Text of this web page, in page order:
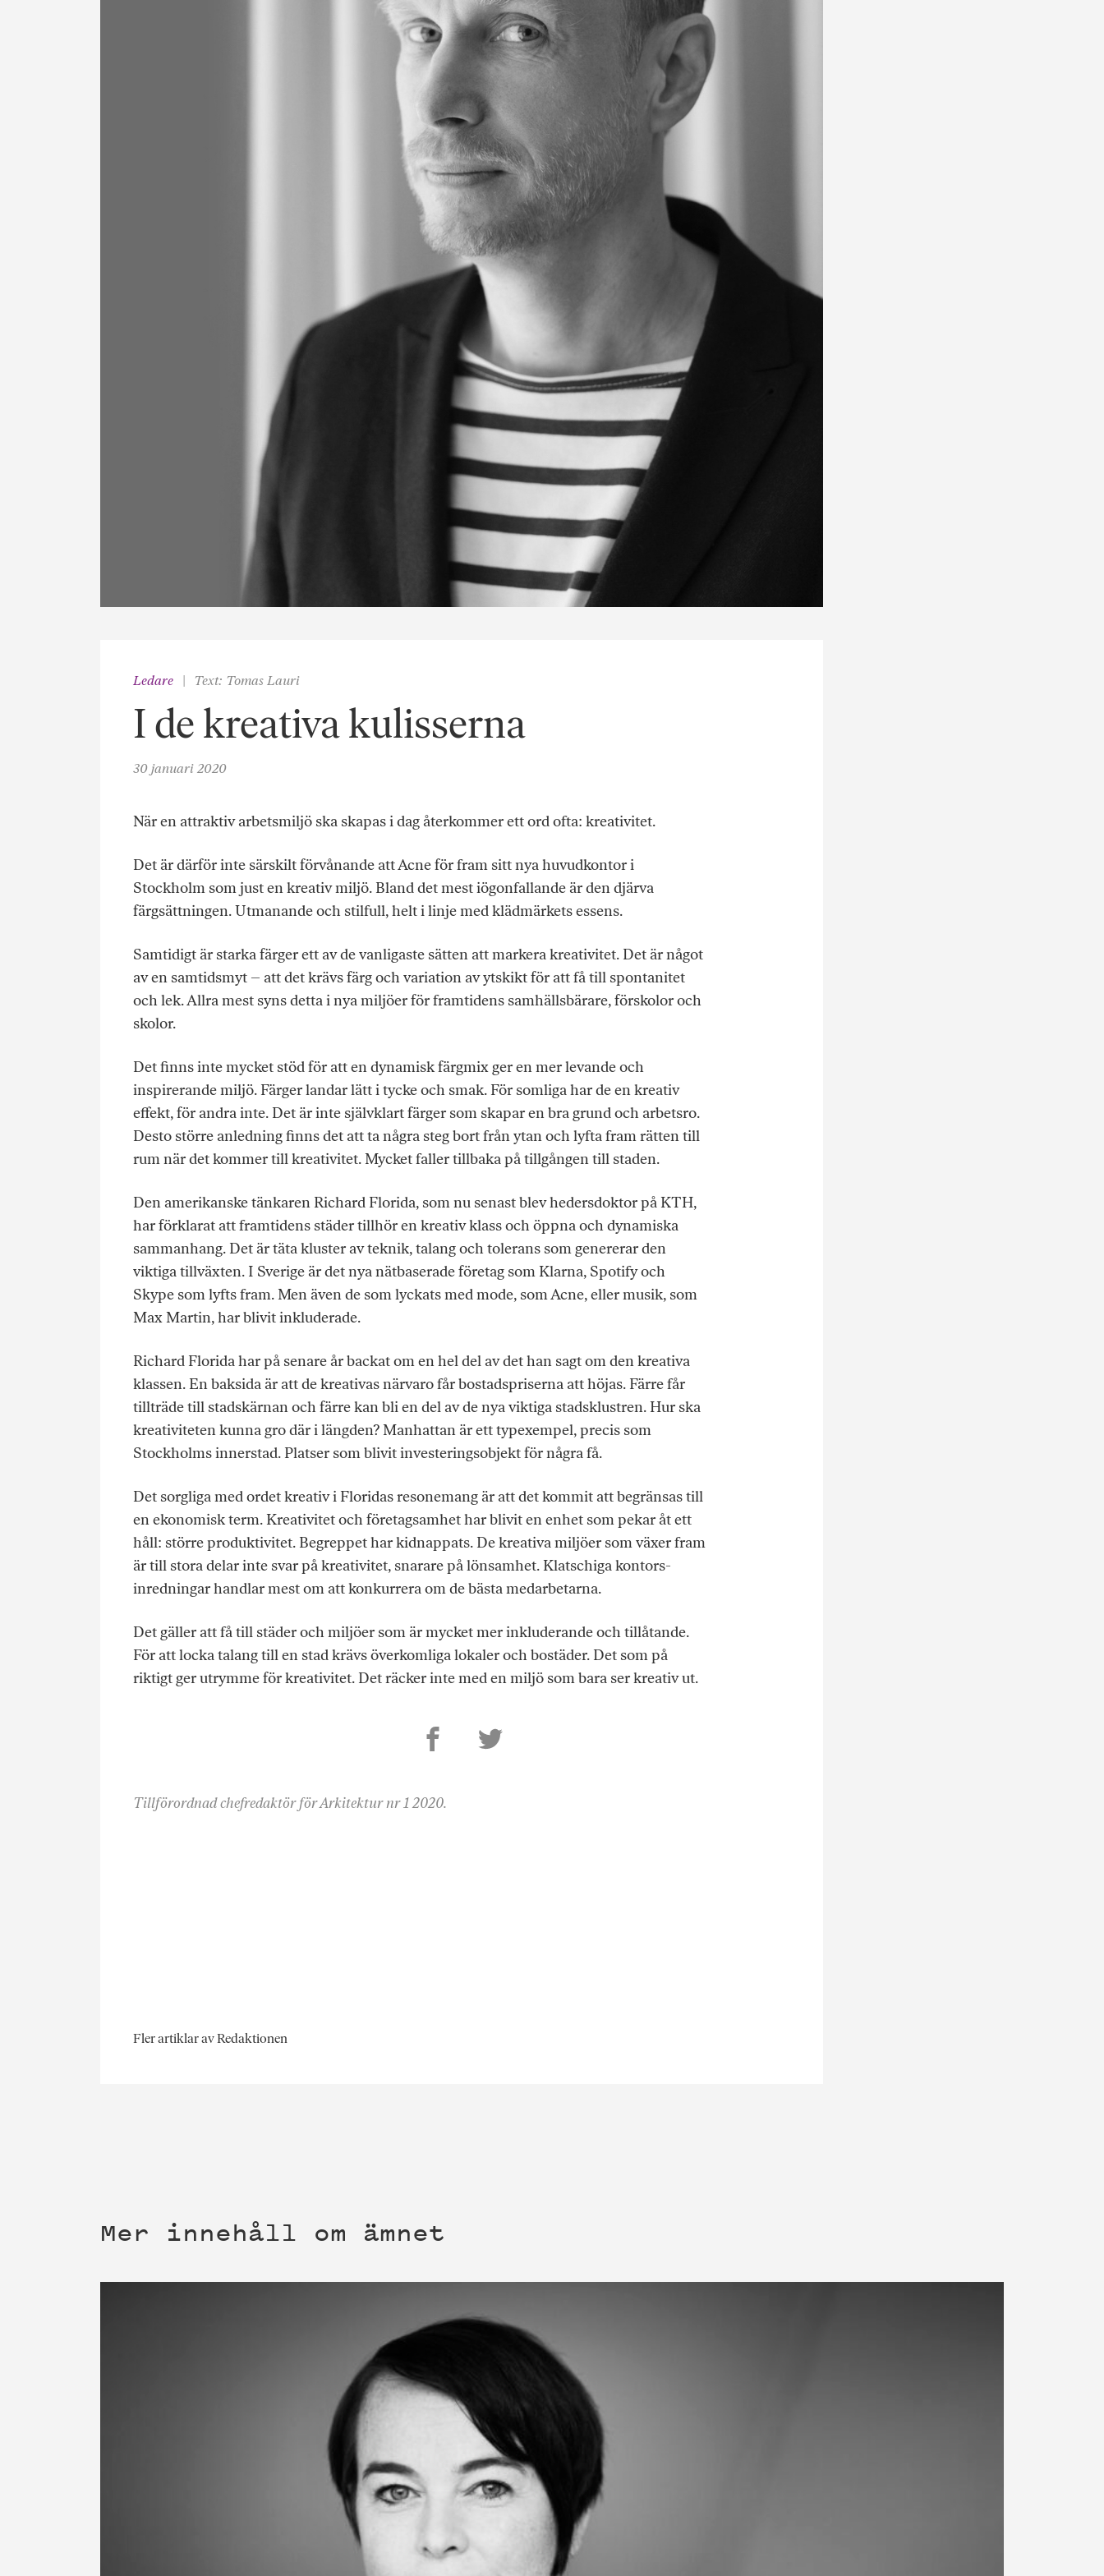
Ledare Text: Tomas Lauri
I de kreativa kulisserna
30 januari 2020
När en attraktiv arbetsmiljö ska skapas i dag återkommer ett ord ofta: kreativitet.
Det är därför inte särskilt förvånande att Acne för fram sitt nya huvudkontor i
Stockholm som just en kreativ miljö. Bland det mest iögonfallande är den djärva
färgsättningen. Utmanande och stilfull, helt i linje med klädmärkets essens.
Samtidigt är starka färger ett av de vanligaste sätten att markera kreativitet. Det är något
av en samtidsmyt – att det krävs färg och variation av ytskikt för att få till spontanitet
och lek. Allra mest syns detta i nya miljöer för framtidens samhällsbärare, förskolor och
skolor.
Det finns inte mycket stöd för att en dynamisk färgmix ger en mer levande och
inspirerande miljö. Färger landar lätt i tycke och smak. För somliga har de en kreativ
effekt, för andra inte. Det är inte självklart färger som skapar en bra grund och arbetsro.
Desto större anledning finns det att ta några steg bort från ytan och lyfta fram rätten till
rum när det kommer till kreativitet. Mycket faller tillbaka på tillgången till staden.
Den amerikanske tänkaren Richard Florida, som nu senast blev hedersdoktor på KTH,
har förklarat att framtidens städer tillhör en kreativ klass och öppna och dynamiska
sammanhang. Det är täta kluster av teknik, talang och tolerans som genererar den
viktiga tillväxten. I Sverige är det nya nätbaserade företag som Klarna, Spotify och
Skype som lyfts fram. Men även de som lyckats med mode, som Acne, eller musik, som
Max Martin, har blivit inkluderade.
Richard Florida har på senare år backat om en hel del av det han sagt om den kreativa
klassen. En baksida är att de kreativas närvaro får bostadspriserna att höjas. Färre får
tillträde till stadskärnan och färre kan bli en del av de nya viktiga stadsklustren. Hur ska
kreativiteten kunna gro där i längden? Manhattan är ett typexempel, precis som
Stockholms innerstad. Platser som blivit investeringsobjekt för några få.
Det sorgliga med ordet kreativ i Floridas resonemang är att det kommit att begränsas till
en ekonomisk term. Kreativitet och företagsamhet har blivit en enhet som pekar åt ett
håll: större produktivitet. Begreppet har kidnappats. De kreativa miljöer som växer fram
är till stora delar inte svar på kreativitet, snarare på lönsamhet. Klatschiga kontors­­
inredningar handlar mest om att konkurrera om de bästa medarbetarna.
Det gäller att få till städer och miljöer som är mycket mer inkluderande och tillåtande.
För att locka talang till en stad krävs överkomliga lokaler och bostäder. Det som på
riktigt ger utrymme för kreativitet. Det räcker inte med en miljö som bara ser kreativ ut.
Tillförordnad chefredaktör för Arkitektur nr 1 2020.
Fler artiklar av Redaktionen
Mer innehåll om ämnet